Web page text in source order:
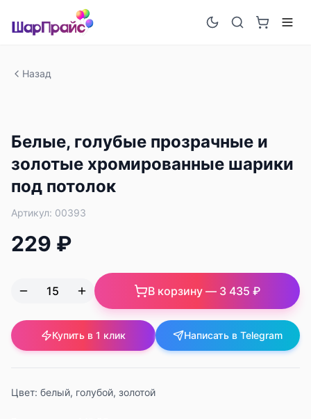
Назад
Белые, голубые прозрачные и
золотые хромированные шарики
под потолок
Артикул: 00393
229 ₽
В корзину — 3 435 ₽
Купить в 1 клик Написать в Telegram
Цвет: белый, голубой, золотой